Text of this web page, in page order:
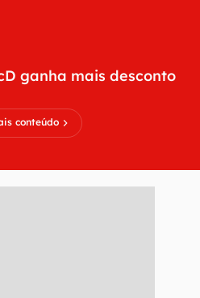
ganha mais desconto
conteúdo